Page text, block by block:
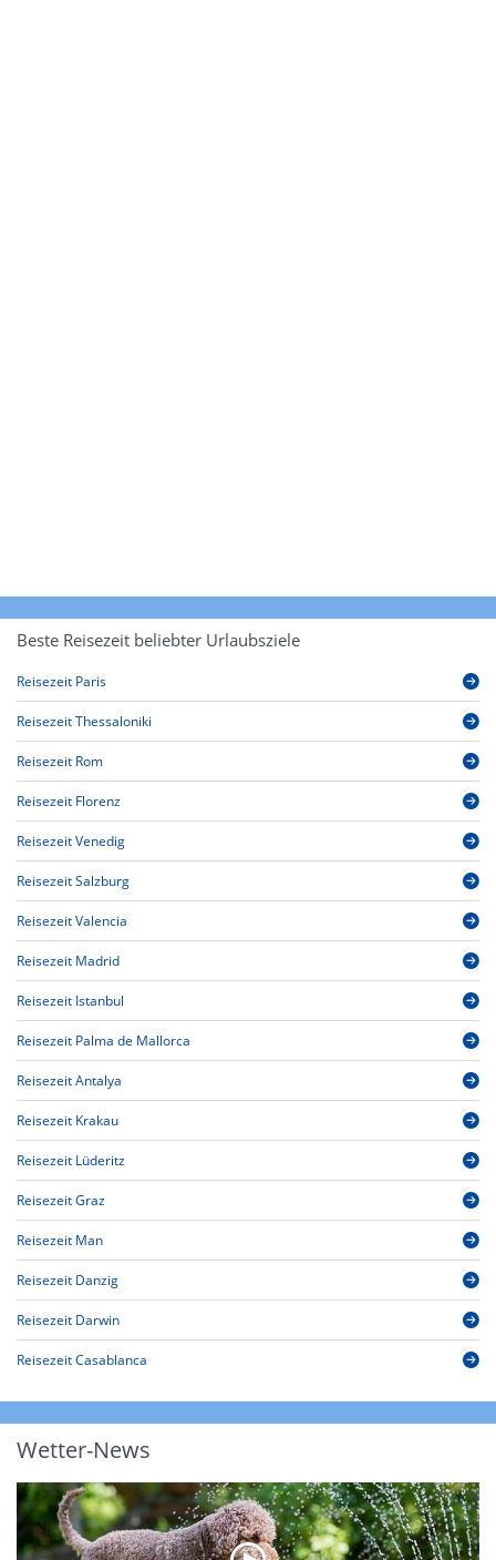
Beste Reisezeit beliebter Urlaubsziele
Reisezeit Paris
Reisezeit Thessaloniki
Reisezeit Rom
Reisezeit Florenz
Reisezeit Venedig
Reisezeit Salzburg
Reisezeit Valencia
Reisezeit Madrid
Reisezeit Istanbul
Reisezeit Palma de Mallorca
Reisezeit Antalya
Reisezeit Krakau
Reisezeit Lüderitz
Reisezeit Graz
Reisezeit Man
Reisezeit Danzig
Reisezeit Darwin
Reisezeit Casablanca
Wetter-News